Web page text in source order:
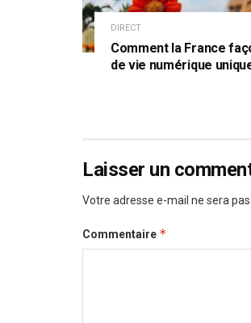
DIRECT
Comment la France
de vie numérique
Laisser un
Votre adresse e-mail ne sera pas
Commentaire *